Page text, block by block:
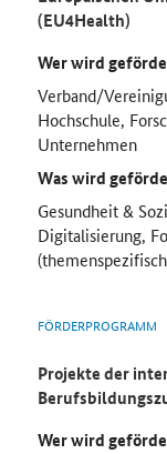
(EU4Health)
Wer wird
Verband/
Hochschule,
Unternehmen
Was wird
Gesundheit &
Digitalisierung,
FÖRDERPROGRAMM
Projekte der
Wer wird